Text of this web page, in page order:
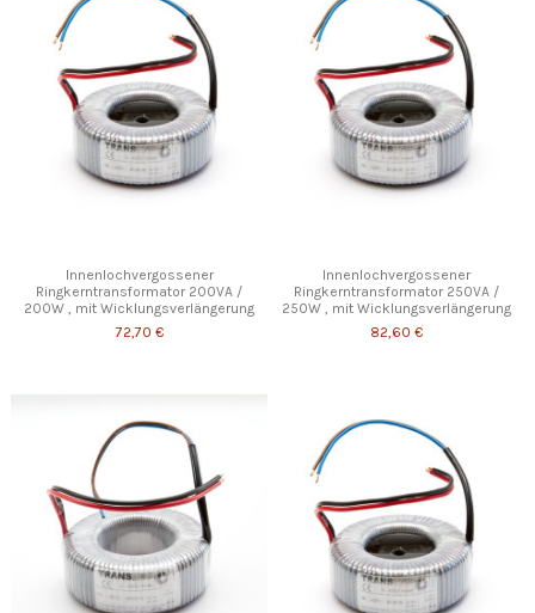
Innenlochvergossener
Ringkerntransformator 200VA /
200W , mit Wicklungsverlängerung
72,70 €
Innenlochvergossener
Ringkerntransformator 250VA /
250W , mit Wicklungsverlängerung
82,60 €